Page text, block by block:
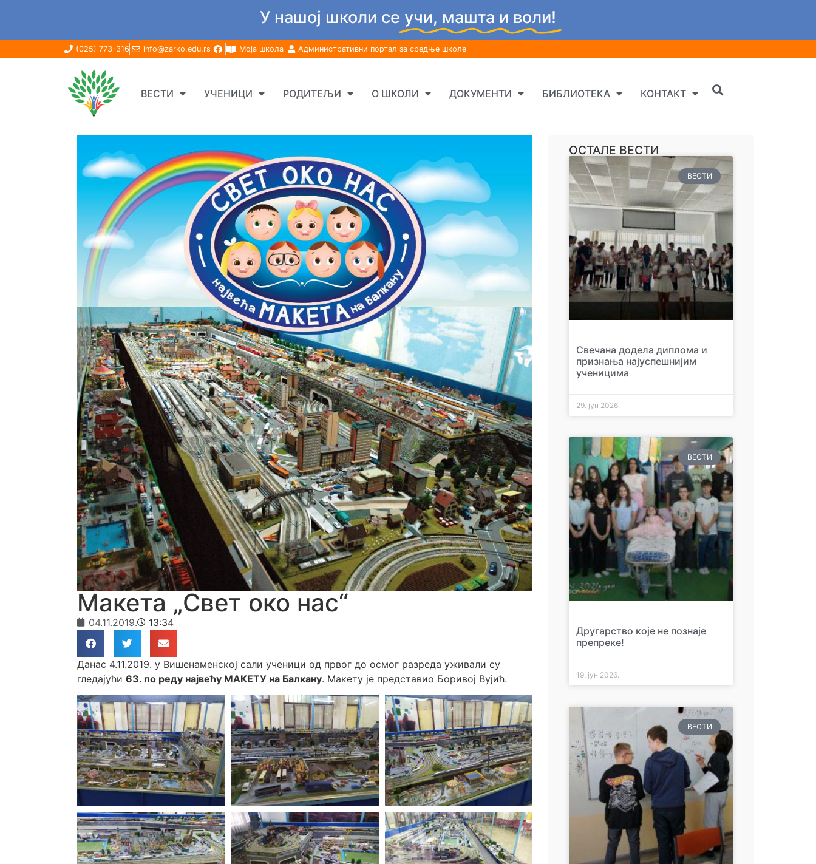
У нашој школи се учи, машта и воли!
(025) 773-316 info@zarko.edu.rs Моја школа Административни портал за средње школе
ВЕСТИ УЧЕНИЦИ РОДИТЕЉИ О ШКОЛИ ДОКУМЕНТИ БИБЛИОТЕКА КОНТАКТ
Макета „Свет око нас“
04.11.2019. 13:34
Данас 4.11.2019. у Вишенаменској сали ученици од првог до осмог разреда уживали су
гледајући 63. по реду највећу МАКЕТУ на Балкану. Макету је представио Боривој Вујић.
ОСТАЛЕ ВЕСТИ
ВЕСТИ
Свечана додела диплома и
признања најуспешнијим
ученицима
29. јун 2026.
ВЕСТИ
Другарство које не познаје
препреке!
19. јун 2026.
ВЕСТИ